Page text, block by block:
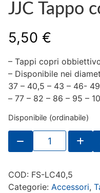
JJC Tappo
5,50 €
– Tappi copri
– Disponibile nei
37 – 40,5 – 43 – 46-
– 77 – 82 – 86 – 95 –
Disponibile (ordinabile)
JJC
Tappo
con
quantità
COD: FS-LC40,5
Categorie: Accessori,